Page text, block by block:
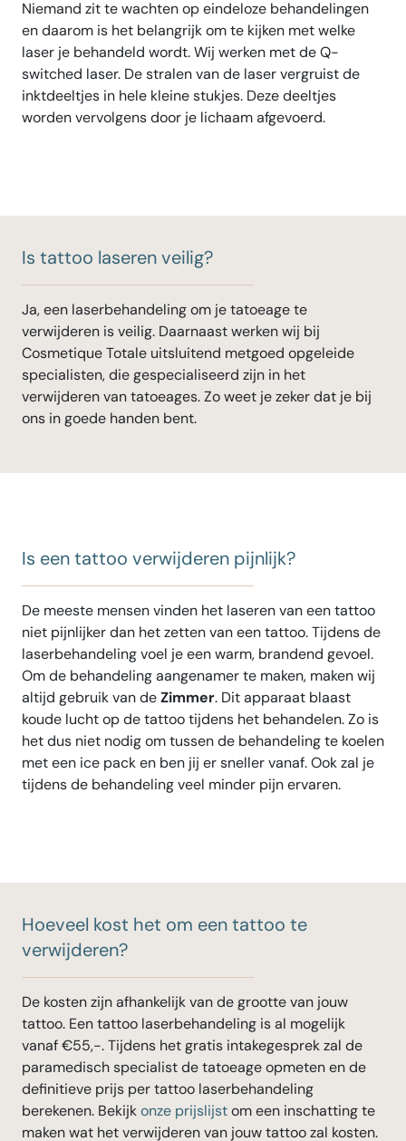
Niemand zit te wachten op eindeloze behandelingen
en daarom is het belangrijk om te kijken met welke
laser je behandeld wordt. Wij werken met de Q-
switched laser. De stralen van de laser vergruist de
inktdeeltjes in hele kleine stukjes. Deze deeltjes
worden vervolgens door je lichaam afgevoerd.
Is tattoo laseren veilig?
Ja, een laserbehandeling om je tatoeage te
verwijderen is veilig. Daarnaast werken wij bij
Cosmetique Totale uitsluitend metgoed opgeleide
specialisten, die gespecialiseerd zijn in het
verwijderen van tatoeages. Zo weet je zeker dat je bij
ons in goede handen bent.
Is een tattoo verwijderen pijnlijk?
De meeste mensen vinden het laseren van een tattoo
niet pijnlijker dan het zetten van een tattoo. Tijdens de
laserbehandeling voel je een warm, brandend gevoel.
Om de behandeling aangenamer te maken, maken wij
altijd gebruik van deZimmer. Dit apparaat blaast
koude lucht op de tattoo tijdens het behandelen. Zo is
het dus niet nodig om tussen de behandeling te koelen
met een ice pack en ben jij er sneller vanaf. Ook zal je
tijdens de behandeling veel minder pijn ervaren.
Hoeveel kost het om een tattoo te
verwijderen?
De kosten zijn afhankelijk van de grootte van jouw
tattoo. Een tattoo laserbehandeling is al mogelijk
vanaf €55,-. Tijdens het gratis intakegesprek zal de
paramedisch specialist de tatoeage opmeten en de
definitieve prijs per tattoo laserbehandeling
berekenen. Bekijkonze prijslijstom een inschatting te
maken wat het verwijderen van jouw tattoo zal kosten.